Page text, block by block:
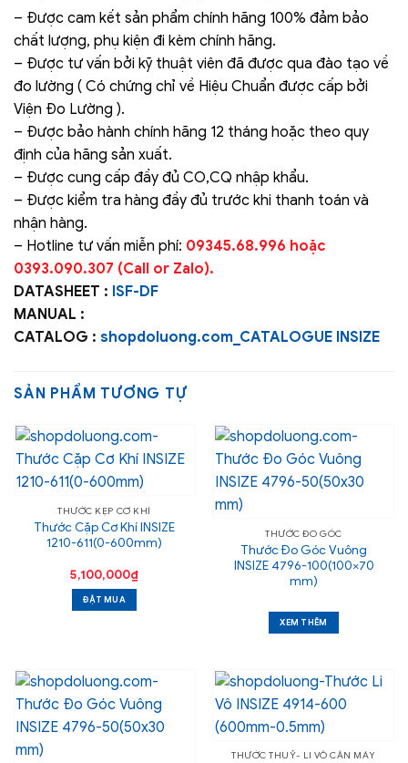
– Được cam kết sản phẩm chính hãng 100% đảm bảo
chất lượng, phụ kiện đi kèm chính hãng.
– Được tư vấn bởi kỹ thuật viên đã được qua đào tạo về
đo lường ( Có chứng chỉ về Hiệu Chuẩn được cấp bởi
Viện Đo Lường ).
– Được bảo hành chính hãng 12 tháng hoặc theo quy
định của hãng sản xuất.
– Được cung cấp đầy đủ CO,CQ nhập khẩu.
– Được kiểm tra hàng đầy đủ trước khi thanh toán và
nhận hàng.
– Hotline tư vấn miễn phí: 09345.68.996 hoặc
0393.090.307 (Call or Zalo).
DATASHEET : ISF-DF
MANUAL :
CATALOG : shopdoluong.com_CATALOGUE INSIZE
SẢN PHẨM TƯƠNG TỰ
THƯỚC KẸP CƠ KHÍ
Thước Cặp Cơ Khí INSIZE
1210-611(0-600mm)
5,100,000₫
ĐẶT MUA
THƯỚC ĐO GÓC
Thước Đo Góc Vuông
INSIZE 4796-100(100×70
mm)
XEM THÊM
THƯỚC THUỶ- LI VÔ CÂN MÁY